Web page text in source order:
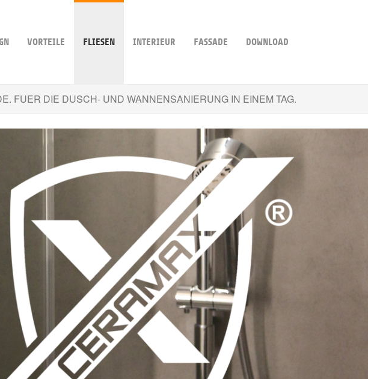
VORTEILE FLIESEN INTERIEUR FASSADE DOWNLOAD
FUER DIE DUSCH- UND WANNENSANIERUNG IN EINEM TAG.